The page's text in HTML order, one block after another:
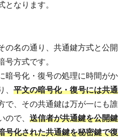
となります。
の名の通り、共通鍵方式と公開
号方式です。
暗号化・復号の処理に時間がか
、 平文の暗号化・復号には共通
で、その共通鍵は万が一にも誰
ので、 送信者が共通鍵を公開鍵
号化された共通鍵を秘密鍵で復